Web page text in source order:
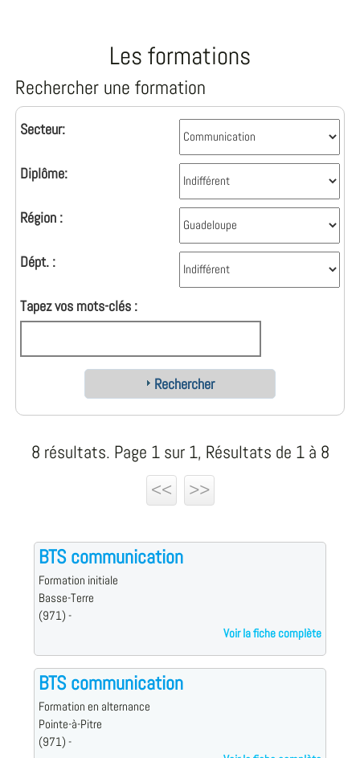
Les formations
Rechercher une formation
Secteur:
Diplôme:
Région :
Dépt. :
Tapez vos mots-clés :
Rechercher
8 résultats. Page 1 sur 1, Résultats de 1 à 8
<<
>>
BTS communication
Formation initiale
Basse-Terre
(971) -
Voir la fiche complète
BTS communication
Formation en alternance
Pointe-à-Pitre
(971) -